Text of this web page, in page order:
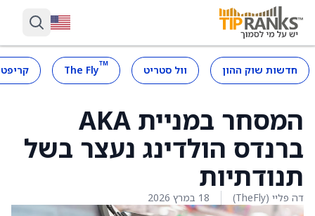
חדשות שוק ההון וול סטריט ™
The Fly
המסחר במניית AKA
ברנדס הולדינג נעצר בשל
תנודתיות
דה פליי (TheFly) 18 במרץ 2026